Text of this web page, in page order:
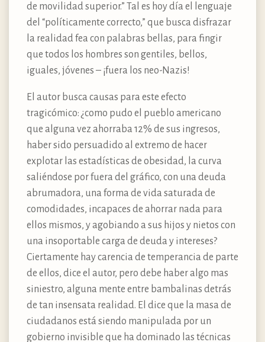
de movilidad superior.” Tal es hoy día el lenguaje
del “políticamente correcto,” que busca disfrazar
la realidad fea con palabras bellas, para fingir
que todos los hombres son gentiles, bellos,
iguales, jóvenes – ¡fuera los neo-Nazis!
El autor busca causas para este efecto
tragicómico: ¿como pudo el pueblo americano
que alguna vez ahorraba 12% de sus ingresos,
haber sido persuadido al extremo de hacer
explotar las estadísticas de obesidad, la curva
saliéndose por fuera del gráfico, con una deuda
abrumadora, una forma de vida saturada de
comodidades, incapaces de ahorrar nada para
ellos mismos, y agobiando a sus hijos y nietos con
una insoportable carga de deuda y intereses?
Ciertamente hay carencia de temperancia de parte
de ellos, dice el autor, pero debe haber algo mas
siniestro, alguna mente entre bambalinas detrás
de tan insensata realidad. El dice que la masa de
ciudadanos está siendo manipulada por un
gobierno invisible que ha dominado las técnicas